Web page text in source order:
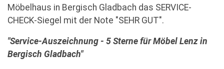
Möbelhaus in Bergisch Gladbach das SERVICE-
CHECK-Siegel mit der Note "SEHR GUT".
"Service-Auszeichnung - 5 Sterne für Möbel Lenz in
Bergisch Gladbach"